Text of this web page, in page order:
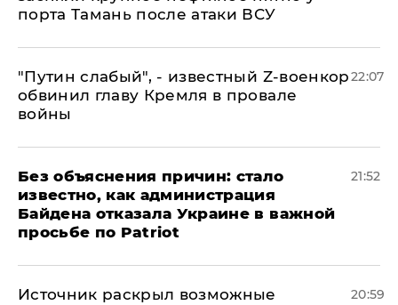
порта Тамань после атаки ВСУ
​"Путин слабый", - известный Z-военкор
обвинил главу Кремля в провале
войны
22:07
Без объяснения причин: стало
известно, как администрация
Байдена отказала Украине в важной
просьбе по Patriot
21:52
​Источник раскрыл возможные
20:59